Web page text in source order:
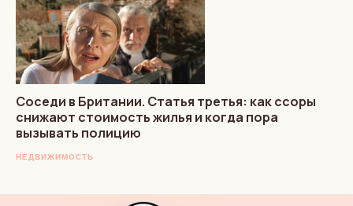
Соседи в Британии. Статья третья: как ссоры
снижают стоимость жилья и когда пора
вызывать полицию
НЕДВИЖИМОСТЬ